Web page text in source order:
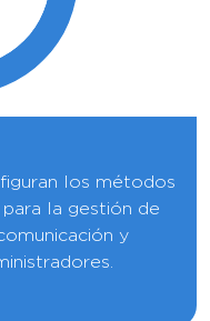
los métodos
la gestión de
y